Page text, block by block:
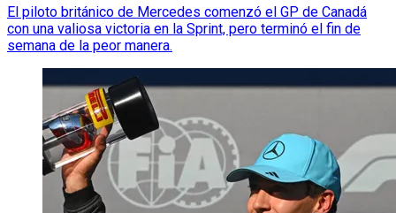
El piloto británico de Mercedes comenzó el GP de Canadá
con una valiosa victoria en la Sprint, pero terminó el fin de
semana de la peor manera.